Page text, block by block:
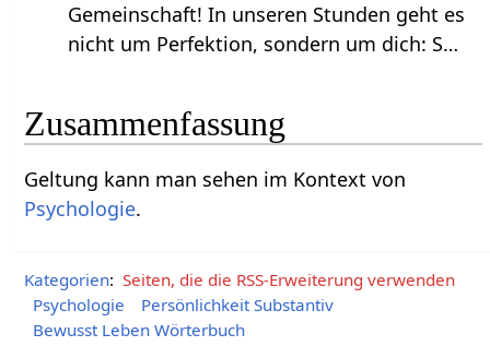
Gemeinschaft! In unseren Stunden geht es
nicht um Perfektion, sondern um dich: S…
Zusammenfassung
Geltung‏‎ kann man sehen im Kontext von
Psychologie.
Kategorien: Seiten, die die RSS-Erweiterung verwenden
Psychologie
Persönlichkeit Substantiv
Bewusst Leben Wörterbuch